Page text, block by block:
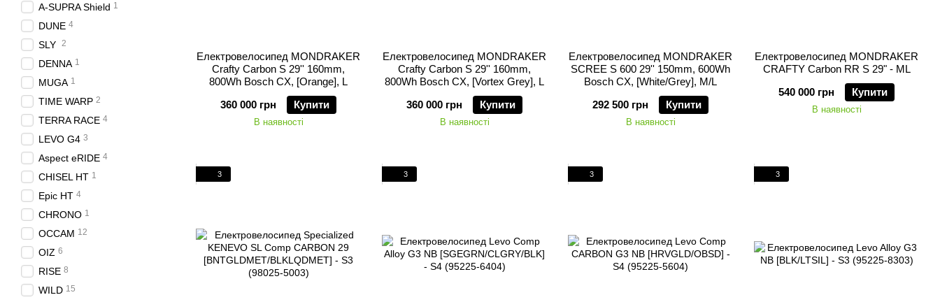
Електровелосипед MONDRAKER
Crafty Carbon S 29'' 160mm,
800Wh Bosch CX, [Orange], L
360 000 грн
Купити
В наявності
Електровелосипед MONDRAKER
Crafty Carbon S 29'' 160mm,
800Wh Bosch CX, [Vortex Grey], L
360 000 грн
Купити
В наявності
Електровелосипед MONDRAKER
SCREE S 600 29'' 150mm, 600Wh
Bosch CX, [White/Grey], M/L
292 500 грн
Купити
В наявності
Електровелосипед MONDRAKER
CRAFTY Carbon RR S 29" - ML
540 000 грн
Купити
В наявності
3 3 3 3
A-SUPRA Shield 1
DUNE 4
SLY 2
DENNA 1
MUGA 1
TIME WARP 2
TERRA RACE 4
LEVO G4 3
Aspect eRIDE 4
CHISEL HT 1
Epic HT 4
CHRONO 1
OCCAM 12
OIZ 6
RISE 8
WILD 15